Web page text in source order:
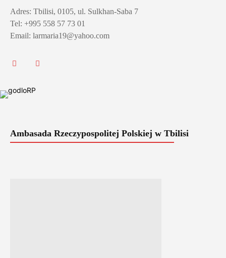
Adres: Tbilisi, 0105, ul. Sulkhan-Saba 7
Tel: +995 558 57 73 01
Email: larmaria19@yahoo.com
Ambasada Rzeczypospolitej Polskiej w Tbilisi